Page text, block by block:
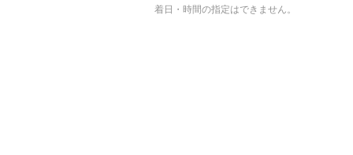
着日・時間の指定はできません。